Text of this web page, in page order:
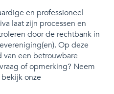
en professioneel
laat zijn processen en
door de rechtbank in
Op deze
een betrouwbare
of opmerking? Neem
onze